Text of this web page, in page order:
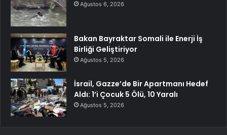
Ağustos 6, 2026
Bakan Bayraktar Somali ile Enerji İş
Birliği Geliştiriyor
Ağustos 5, 2026
İsrail, Gazze’de Bir Apartmanı Hedef
Aldı: 1’i Çocuk 5 Ölü, 10 Yaralı
Ağustos 5, 2026